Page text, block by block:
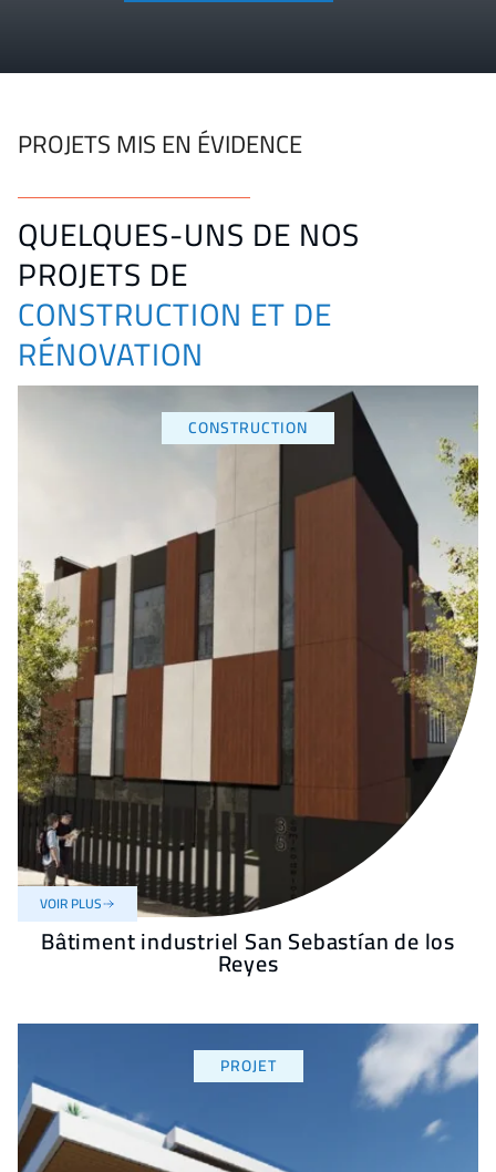
PROJETS MIS EN ÉVIDENCE
QUELQUES-UNS DE NOS
PROJETS DE
CONSTRUCTION ET DE
RÉNOVATION
CONSTRUCTION
VOIR PLUS
Bâtiment industriel San Sebastían de los
Reyes
PROJET